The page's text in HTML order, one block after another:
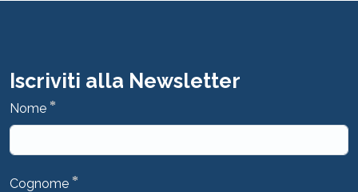
Iscriviti alla Newsletter
Nome *
Cognome *